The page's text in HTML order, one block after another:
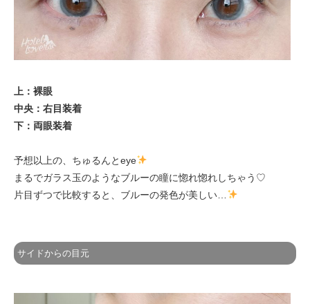
上：裸眼
中央：右目装着
下：両眼装着
予想以上の、ちゅるんとeye
まるでガラス玉のようなブルーの瞳に惚れ惚れしちゃう♡
片目ずつで比較すると、ブルーの発色が美しい…
サイドからの目元